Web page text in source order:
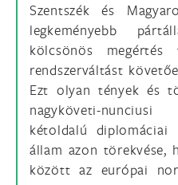
Szentszék és
legkeményebb
kölcsönös
rendszerváltást
Ezt olyan tények és
nagyköveti-
kétoldalú diplomáciai
állam azon törekvése,
között az európai